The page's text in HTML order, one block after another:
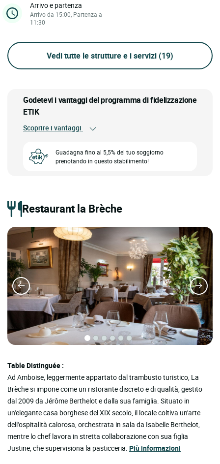
Arrivo e partenza
Arrivo da 15:00, Partenza a
11:30
Vedi tutte le strutture e i servizi (19)
Godetevi i vantaggi del programma di fidelizzazione
ETIK
Scoprire i vantaggi
Guadagna fino al 5,5% del tuo soggiorno
prenotando in questo stabilimento!
Restaurant la Brèche
Table Distinguée :
Ad Amboise, leggermente appartato dal trambusto turistico, La
Brèche si impone come un ristorante discreto e di qualità, gestito
dal 2009 da Jérôme Berthelot e dalla sua famiglia. Situato in
un'elegante casa borghese del XIX secolo, il locale coltiva un'arte
dell'ospitalità calorosa, orchestrata in sala da Isabelle Berthelot,
mentre lo chef lavora in stretta collaborazione con sua figlia
Justine, che supervisiona la pasticceria. Più informazioni